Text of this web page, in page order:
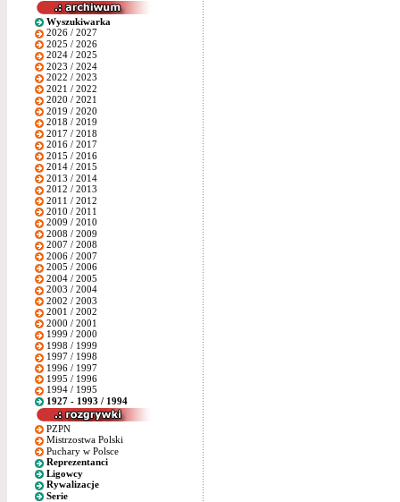
Wyszukiwarka
2026 / 2027
2025 / 2026
2024 / 2025
2023 / 2024
2022 / 2023
2021 / 2022
2020 / 2021
2019 / 2020
2018 / 2019
2017 / 2018
2016 / 2017
2015 / 2016
2014 / 2015
2013 / 2014
2012 / 2013
2011 / 2012
2010 / 2011
2009 / 2010
2008 / 2009
2007 / 2008
2006 / 2007
2005 / 2006
2004 / 2005
2003 / 2004
2002 / 2003
2001 / 2002
2000 / 2001
1999 / 2000
1998 / 1999
1997 / 1998
1996 / 1997
1995 / 1996
1994 / 1995
1927 - 1993 / 1994
PZPN
Mistrzostwa Polski
Puchary w Polsce
Reprezentanci
Ligowcy
Rywalizacje
Serie